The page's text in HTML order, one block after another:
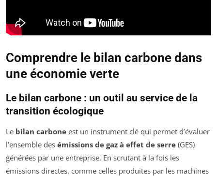
Comprendre le bilan carbone dans
une économie verte
Le bilan carbone : un outil au service de la
transition écologique
Le bilan carbone est un instrument clé qui permet d’évaluer
l’ensemble des émissions de gaz à effet de serre (GES)
générées par une entreprise. En scrutant à la fois les
émissions directes, comme celles produites par les machines